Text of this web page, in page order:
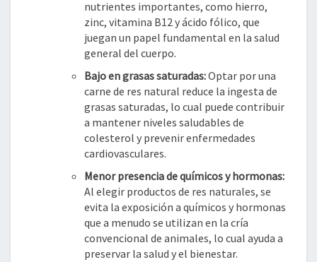
nutrientes importantes, como hierro,
zinc, vitamina B12 y ácido fólico, que
juegan un papel fundamental en la salud
general del cuerpo.
Bajo en grasas saturadas:Optar por una
carne de res natural reduce la ingesta de
grasas saturadas, lo cual puede contribuir
a mantener niveles saludables de
colesterol y prevenir enfermedades
cardiovasculares.
Menor presencia de químicos y hormonas:
Al elegir productos de res naturales, se
evita la exposición a químicos y hormonas
que a menudo se utilizan en la cría
convencional de animales, lo cual ayuda a
preservar la salud y el bienestar.